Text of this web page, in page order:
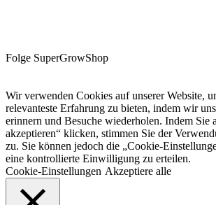
Folge SuperGrowShop
Wir verwenden Cookies auf unserer Website,
relevanteste Erfahrung zu bieten, indem wir
erinnern und Besuche wiederholen. Indem Sie
akzeptieren“ klicken, stimmen Sie der
zu. Sie können jedoch die „Cookie-
eine kontrollierte Einwilligung zu erteilen.
Cookie-Einstellungen Akzeptiere alle